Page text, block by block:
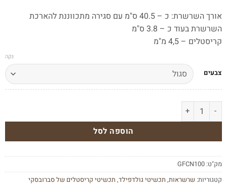
אורך השרשרת: כ – 40.5 ס"מ עם סגירה מתכווננת להארכת
השרשרת בעוד כ – 3.8 ס"מ
קריסטלים – 4,5 מ"מ
צבעים
נקה
כמות של שרשרת גולדפילד וקריסטלים עם תליון פרפר
הוספה לסל
מק"ט:GFCN100
קטגוריות:שרשראות,תכשיטי גולדפילד,תכשיטי קריסטלים של סברובסקי